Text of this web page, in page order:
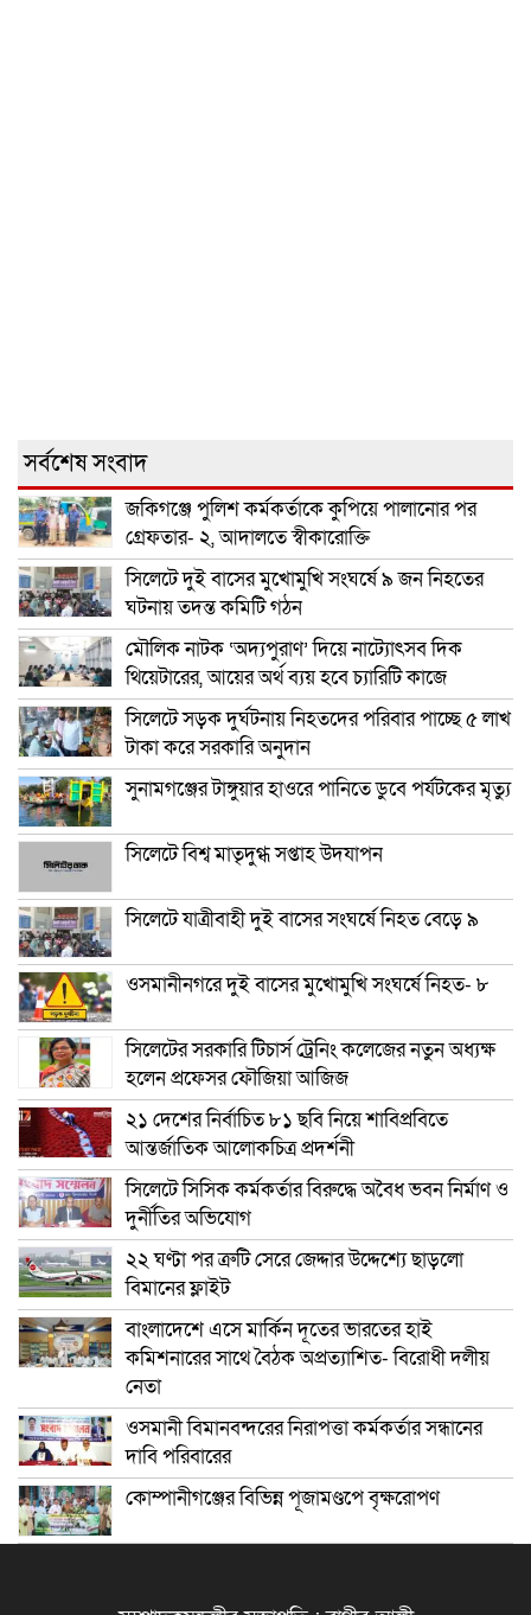
সর্বশেষ সংবাদ
জকিগঞ্জে পুলিশ কর্মকর্তাকে কুপিয়ে পালানোর পর
গ্রেফতার- ২, আদালতে স্বীকারোক্তি
সিলেটে দুই বাসের মুখোমুখি সংঘর্ষে ৯ জন নিহতের
ঘটনায় তদন্ত কমিটি গঠন
মৌলিক নাটক ‘অদ্যপুরাণ’ দিয়ে নাট্যোৎসব দিক
থিয়েটারের, আয়ের অর্থ ব্যয় হবে চ্যারিটি কাজে
সিলেটে সড়ক দুর্ঘটনায় নিহতদের পরিবার পাচ্ছে ৫ লাখ
টাকা করে সরকারি অনুদান
সুনামগঞ্জের টাঙ্গুয়ার হাওরে পানিতে ডুবে পর্যটকের মৃত্যু
সিলেটে বিশ্ব মাতৃদুগ্ধ সপ্তাহ উদযাপন
সিলেটে যাত্রীবাহী দুই বাসের সংঘর্ষে নিহত বেড়ে ৯
ওসমানীনগরে দুই বাসের মুখোমুখি সংঘর্ষে নিহত- ৮
সিলেটের সরকারি টিচার্স ট্রেনিং কলেজের নতুন অধ্যক্ষ
হলেন প্রফেসর ফৌজিয়া আজিজ
২১ দেশের নির্বাচিত ৮১ ছবি নিয়ে শাবিপ্রবিতে
আন্তর্জাতিক আলোকচিত্র প্রদর্শনী
সিলেটে সিসিক কর্মকর্তার বিরুদ্ধে অবৈধ ভবন নির্মাণ ও
দুর্নীতির অভিযোগ
২২ ঘণ্টা পর ত্রুটি সেরে জেদ্দার উদ্দেশ্যে ছাড়লো
বিমানের ফ্লাইট
বাংলাদেশে এসে মার্কিন দূতের ভারতের হাই
কমিশনারের সাথে বৈঠক অপ্রত্যাশিত- বিরোধী দলীয়
নেতা
ওসমানী বিমানবন্দরের নিরাপত্তা কর্মকর্তার সন্ধানের
দাবি পরিবারের
কোম্পানীগঞ্জের বিভিন্ন পূজামণ্ডপে বৃক্ষরোপণ